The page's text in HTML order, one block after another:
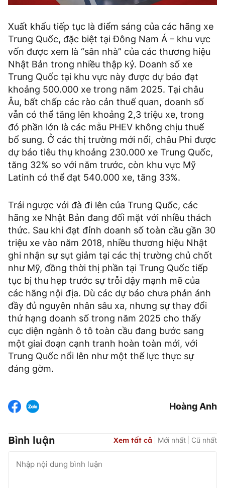
Xuất khẩu tiếp tục là điểm sáng của các hãng xe
Trung Quốc, đặc biệt tại Đông Nam Á – khu vực
vốn được xem là “sân nhà” của các thương hiệu
Nhật Bản trong nhiều thập kỷ. Doanh số xe
Trung Quốc tại khu vực này được dự báo đạt
khoảng 500.000 xe trong năm 2025. Tại châu
Âu, bất chấp các rào cản thuế quan, doanh số
vẫn có thể tăng lên khoảng 2,3 triệu xe, trong
đó phần lớn là các mẫu PHEV không chịu thuế
bổ sung. Ở các thị trường mới nổi, châu Phi được
dự báo tiêu thụ khoảng 230.000 xe Trung Quốc,
tăng 32% so với năm trước, còn khu vực Mỹ
Latinh có thể đạt 540.000 xe, tăng 33%.
Trái ngược với đà đi lên của Trung Quốc, các
hãng xe Nhật Bản đang đối mặt với nhiều thách
thức. Sau khi đạt đỉnh doanh số toàn cầu gần 30
triệu xe vào năm 2018, nhiều thương hiệu Nhật
ghi nhận sự sụt giảm tại các thị trường chủ chốt
như Mỹ, đồng thời thị phần tại Trung Quốc tiếp
tục bị thu hẹp trước sự trỗi dậy mạnh mẽ của
các hãng nội địa. Dù các dự báo chưa phản ánh
đầy đủ nguyên nhân sâu xa, nhưng sự thay đổi
thứ hạng doanh số trong năm 2025 cho thấy
cục diện ngành ô tô toàn cầu đang bước sang
một giai đoạn cạnh tranh hoàn toàn mới, với
Trung Quốc nổi lên như một thế lực thực sự
đáng gờm.
Hoàng Anh
Bình luận Xem tất cả Mới nhất Cũ nhất